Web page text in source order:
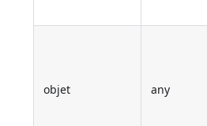
objet any